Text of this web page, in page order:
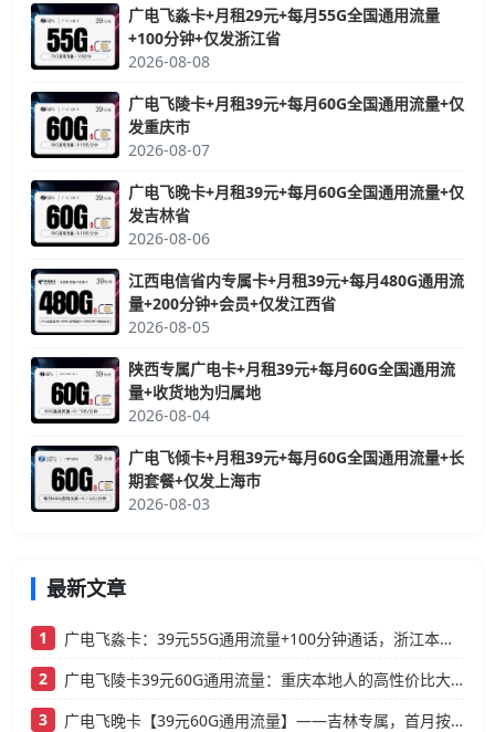
广电飞淼卡+月租29元+每月55G全国通用流量
+100分钟+仅发浙江省
2026-08-08
广电飞陵卡+月租39元+每月60G全国通用流量+仅
发重庆市
2026-08-07
广电飞晚卡+月租39元+每月60G全国通用流量+仅
发吉林省
2026-08-06
江西电信省内专属卡+月租39元+每月480G通用流
量+200分钟+会员+仅发江西省
2026-08-05
陕西专属广电卡+月租39元+每月60G全国通用流
量+收货地为归属地
2026-08-04
广电飞倾卡+月租39元+每月60G全国通用流量+长
期套餐+仅发上海市
2026-08-03
最新文章
1
广电飞淼卡：39元55G通用流量+100分钟通话，浙江本地人的高性价比大流量卡推荐
2
广电飞陵卡39元60G通用流量：重庆本地人的高性价比大流量卡推荐
3
广电飞晚卡【39元60G通用流量】——吉林专属，首月按天折算，流量充足不踩坑